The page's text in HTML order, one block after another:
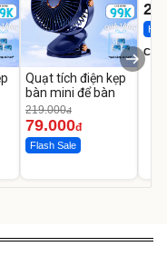
Quạt tích điện kẹp
bàn mini để bàn
219.000đ
79.000đ
Flash Sale
Hot